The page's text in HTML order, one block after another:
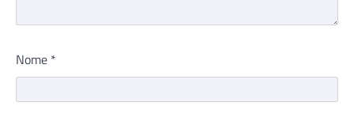
Nome *